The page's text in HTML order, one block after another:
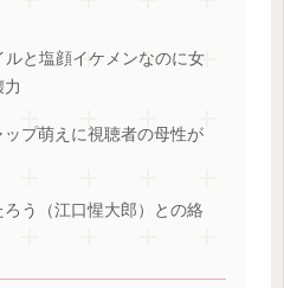
と塩顔イケメンなのに女
プ萌えに視聴者の母性が
う（江口惺大郎）との絡